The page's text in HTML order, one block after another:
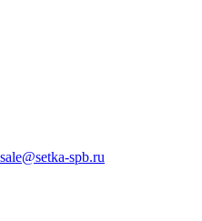
sale@setka-spb.ru